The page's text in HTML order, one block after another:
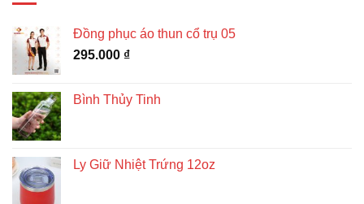
Đồng phục áo thun cổ trụ 05
295.000 ₫
Bình Thủy Tinh
Ly Giữ Nhiệt Trứng 12oz